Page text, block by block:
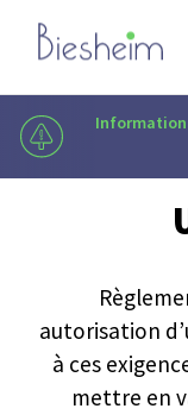
En raison de
autorisation
à ces
mettre en